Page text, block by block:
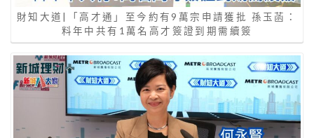
財知大道|「高才通」至今約有9萬宗申請獲批 孫玉菡：
料年中共有1萬名高才簽證到期需續簽